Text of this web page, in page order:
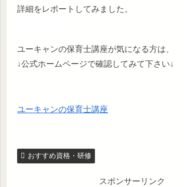
詳細をレポートしてみました。
ユーキャンの保育士講座が気になる方は、
↓公式ホームページで確認してみて下さい↓
ユーキャンの保育士講座
おすすめ資格・研修
スポンサーリンク